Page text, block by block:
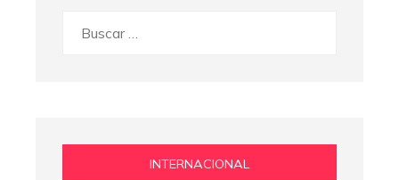
INTERNACIONAL